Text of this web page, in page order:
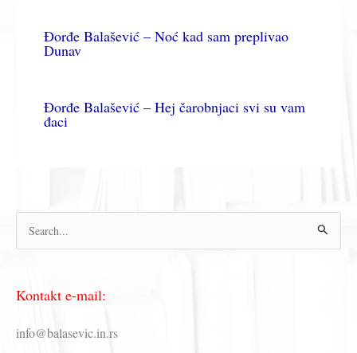
Đorđe Balašević – Noć kad sam preplivao
Dunav
Đorđe Balašević – Hej čarobnjaci svi su vam
đaci
р
т
р
Kontakt e-mail:
info@balasevic.in.rs